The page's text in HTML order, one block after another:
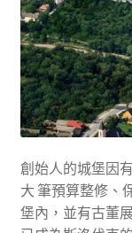
創始人的城堡因
大 筆預算整修、
堡內，並有古董